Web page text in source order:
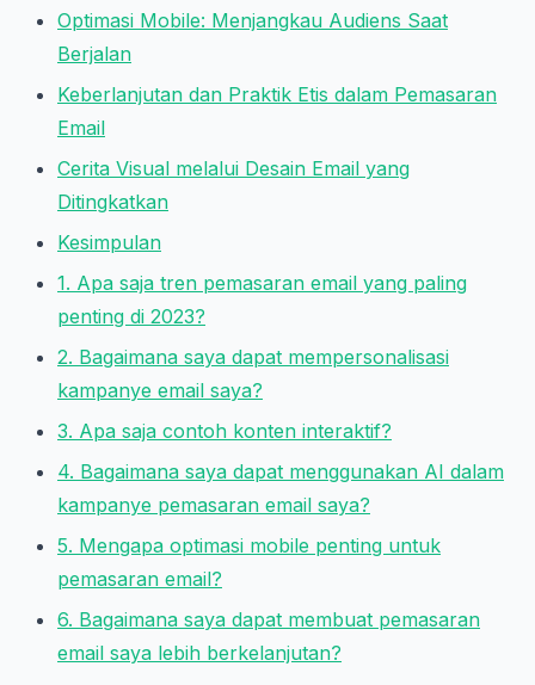
Optimasi Mobile: Menjangkau Audiens Saat
Berjalan
Keberlanjutan dan Praktik Etis dalam Pemasaran
Email
Cerita Visual melalui Desain Email yang
Ditingkatkan
Kesimpulan
1. Apa saja tren pemasaran email yang paling
penting di 2023?
2. Bagaimana saya dapat mempersonalisasi
kampanye email saya?
3. Apa saja contoh konten interaktif?
4. Bagaimana saya dapat menggunakan AI dalam
kampanye pemasaran email saya?
5. Mengapa optimasi mobile penting untuk
pemasaran email?
6. Bagaimana saya dapat membuat pemasaran
email saya lebih berkelanjutan?